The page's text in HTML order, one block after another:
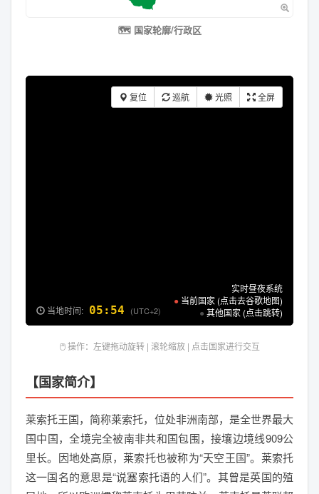
🗺️ 国家轮廓/行政区
当地时间: 05:54 (UTC+2)
实时昼夜系统
● 当前国家 (点击去谷歌地图)
● 其他国家 (点击跳转)
复位 巡航 光照 全屏
🖱️ 操作：左键拖动旋转 | 滚轮缩放 | 点击国家进行交互
【国家简介】
莱索托王国，简称莱索托，位处非洲南部，是全世界最大
国中国，全境完全被南非共和国包围，接壤边境线909公
里长。因地处高原，莱索托也被称为“天空王国”。莱索托
这一国名的意思是“说塞索托语的人们”。其曾是英国的殖